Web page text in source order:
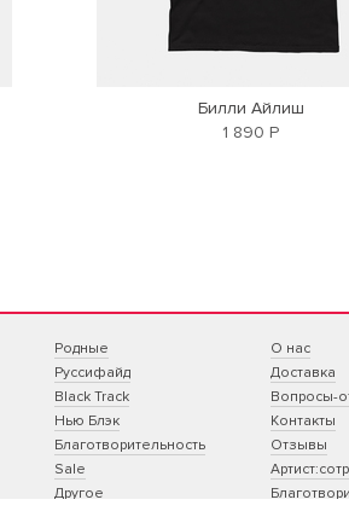
Билли Айлиш
1 890 Р
Родные
Руссифайд
Black Track
Нью Блэк
Благотворительность
Sale
Другое
О нас
Доставка
Вопросы-
Контакты
Отзывы